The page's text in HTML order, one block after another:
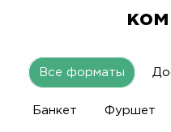
Все форматы
Банкет Фуршет